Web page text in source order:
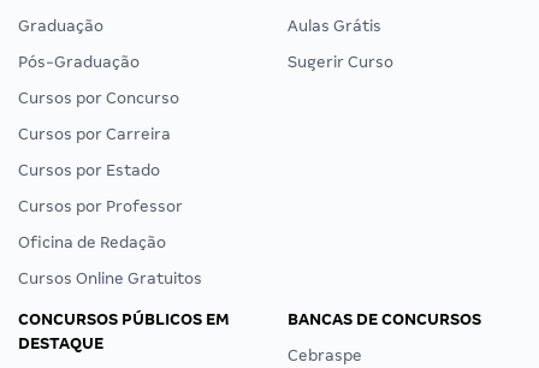
Graduação
Pós-Graduação
Cursos por Concurso
Cursos por Carreira
Cursos por Estado
Cursos por Professor
Oficina de Redação
Cursos Online Gratuitos
Aulas Grátis
Sugerir Curso
CONCURSOS PÚBLICOS EM
DESTAQUE
BANCAS DE CONCURSOS
Cebraspe